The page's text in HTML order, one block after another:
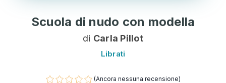
Scuola di nudo con modella
di Carla Pillot
Librati
(Ancora nessuna recensione)